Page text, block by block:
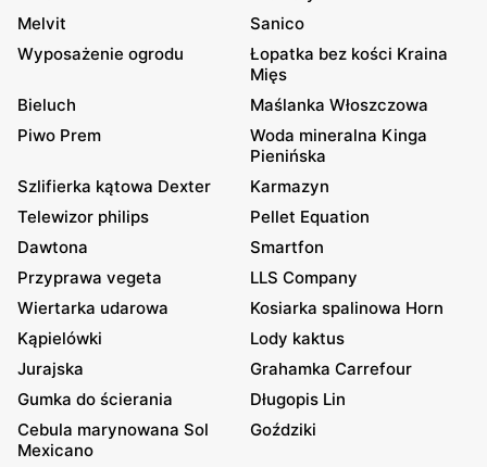
Melvit
Sanico
Wyposażenie ogrodu
Łopatka bez kości Kraina
Mięs
Bieluch
Maślanka Włoszczowa
Piwo Prem
Woda mineralna Kinga
Pienińska
Szlifierka kątowa Dexter
Karmazyn
Telewizor philips
Pellet Equation
Dawtona
Smartfon
Przyprawa vegeta
LLS Company
Wiertarka udarowa
Kosiarka spalinowa Horn
Kąpielówki
Lody kaktus
Jurajska
Grahamka Carrefour
Gumka do ścierania
Długopis Lin
Cebula marynowana Sol
Mexicano
Goździki